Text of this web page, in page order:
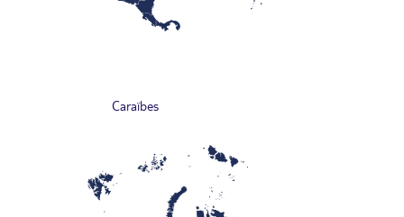
Caraïbes